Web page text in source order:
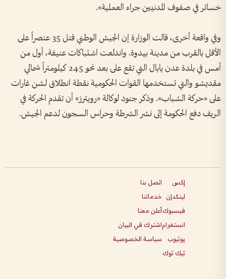
خسائر في صفوف المدنيين جراء العملية».
وفي واقعة أخرى، قالت الوزارة إن الجيش الوطني قتل 35 عنصراً على
الأقل بالقرب من مدينة بيدوة. واندلعت اشتباكات عنيفة، أول من
أمس في بلدة عدن يابال التي تقع على بعد نحو 245 كيلومتراً شمالي
مقديشو والتي تستخدمها القوات الحكومية نقطة انطلاق لشن غارات
على «حركة الشباب». وذكر جنود لوكالة «رويترز» أن تقدم الحركة في
الريف دفع الحكومة إلى نشر الشرطة وحراس السجون لدعم الجيش.
إكس
لينكدإن
فيسبوك
انستغرام
يوتيوب
تيك توك
اتصل بنا
خدماتنا
أعلن معنا
اشترك في البيان
سياسة الخصوصية